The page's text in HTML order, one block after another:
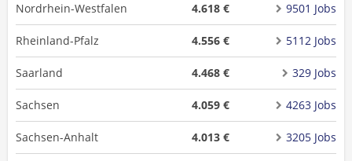
Nordrhein-Westfalen 4.618 € 9501 Jobs
Rheinland-Pfalz 4.556 € 5112 Jobs
Saarland 4.468 € 329 Jobs
Sachsen 4.059 € 4263 Jobs
Sachsen-Anhalt 4.013 € 3205 Jobs